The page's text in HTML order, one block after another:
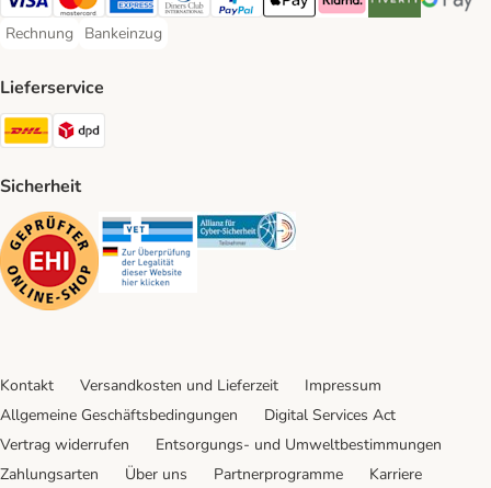
Visa Payment Method
Mastercard Payment Method
American Express Payment Method
Diners Club Payment Method
PayPal Payment Method
Apple Pay Payment Method
Klarna Payment Method
Riverty Payment
Google
Rechnung
Rechnung Payment Method
Bankeinzug
Bankeinzug Payment Method
Lieferservice
DHL Shipping Method
Sicherheit
Security Security Security
Kontakt Versandkosten und Lieferzeit
Impressum
Allgemeine Geschäftsbedingungen
Digital Services Act
Vertrag widerrufen
Entsorgungs- und Umweltbestimmungen
Zahlungsarten
Über uns Partnerprogramme Karriere